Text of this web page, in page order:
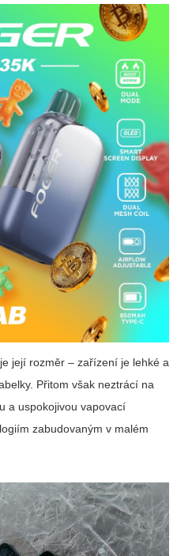
je její rozměr – zařízení je lehké a
Přitom však neztrácí na
a uspokojivou vapovací
zabudovaným v malém